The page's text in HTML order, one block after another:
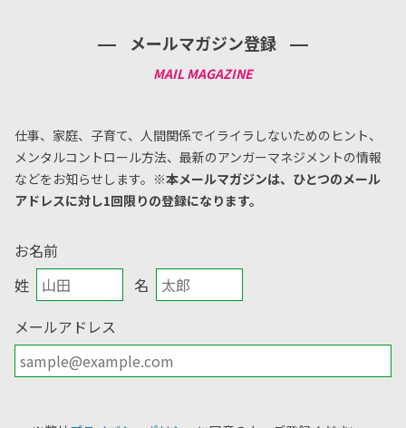
メールマガジン登録
仕事、家庭、子育て、人間関係でイライラしないためのヒント、
メンタルコントロール方法、 最新のアンガーマネジメントの情報
などをお知らせします。 ※本メールマガジンは、ひとつのメール
アドレスに対し1回限りの登録になります。
お名前
姓
名
メールアドレス